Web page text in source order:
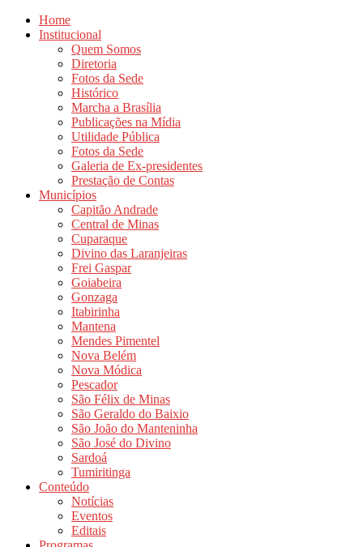
Home
Institucional
Quem Somos
Diretoria
Fotos da Sede
Histórico
Marcha a Brasília
Publicações na Mídia
Utilidade Pública
Fotos da Sede
Galeria de Ex-presidentes
Prestação de Contas
Municípios
Capitão Andrade
Central de Minas
Cuparaque
Divino das Laranjeiras
Frei Gaspar
Goiabeira
Gonzaga
Itabirinha
Mantena
Mendes Pimentel
Nova Belém
Nova Módica
Pescador
São Félix de Minas
São Geraldo do Baixio
São João do Manteninha
São José do Divino
Sardoá
Tumiritinga
Conteúdo
Notícias
Eventos
Editais